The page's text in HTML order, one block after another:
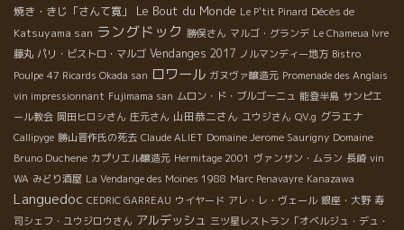
焼き・きじ「さんて寛」
Le Bout du Monde Le P'tit Pinard Décès de
Katsuyama san ラングドック 勝俣さん マルゴ・グランデ Le Chameua Ivre
藤丸 パリ・ビストロ・マルゴ Vendanges 2017 ノルマンディー地方 Bistro
Poulpe 47 Ricards Okada san ロワール ガヌヴァ醸造元 Promenade des Anglais
vin impressionnant Fujimama san ムロン・ド・ブルゴーニュ 能登半島 サンピエ
ール教会 岡田ヒロシさん 庄元さん 山田恭二さん ユウジさん QV.g グラエナ
Callipyge 勝山晋作氏の死去 Claude ALIET Domaine Jerome Saurigny Domaine
Bruno Duchene カプリエル醸造元 Hermitage 2001 ヴァンサン・ムラン 長崎 vin
WA みどり酒屋 La Vendange des Moines 1988 Marc Penavayre Kanazawa
Languedoc CEDRIC GARREAU ウイヤード アレ・レ・ヴェール 銀座・大野 寿
司シェフ・ユウジロウさん アルデッシュ 三ツ星レストラン「オベルジュ・デュ・